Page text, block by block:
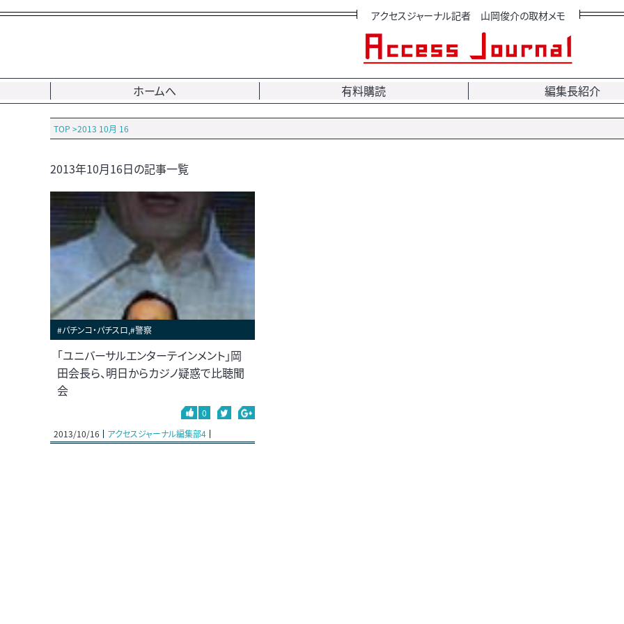
アクセスジャーナル記者 山岡俊介の取材メモ
ホームへ 有料購読 編集長紹介
TOP >2013 10月 16
2013年10月16日の記事一覧
#パチンコ・パチスロ,#警察
「ユニバーサルエンターテインメント」岡
田会長ら、明日からカジノ疑惑で比聴聞
会
0
2013/10/16
アクセスジャーナル編集部4